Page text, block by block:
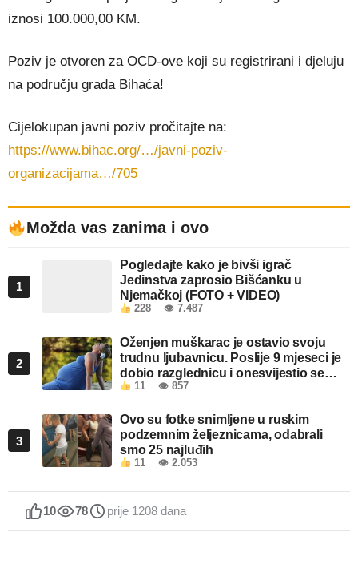
iznosi 100.000,00 KM.
Poziv je otvoren za OCD-ove koji su registrirani i djeluju
na području grada Bihaća!
Cijelokupan javni poziv pročitajte na:
https://www.bihac.org/…/javni-poziv-
organizacijama…/705
Možda vas zanima i ovo
1
Pogledajte kako je bivši igrač
Jedinstva zaprosio Bišćanku u
Njemačkoj (FOTO + VIDEO)
228 👁 7.487
2
Oženjen muškarac je ostavio svoju
trudnu ljubavnicu. Poslije 9 mjeseci je
dobio razglednicu i onesvijestio se
kada je pročitao šta piše!
11 👁 857
3
Ovo su fotke snimljene u ruskim
podzemnim željeznicama, odabrali
smo 25 najluđih
11 👁 2.053
10 78 prije 1208 dana